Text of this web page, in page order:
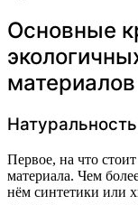
Основные
материалов
Первое, на что
материала. Чем
нём синтетики или